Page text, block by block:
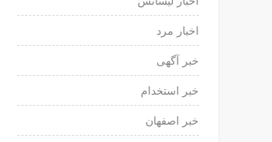
اخبار مرد
خبر آگهی
خبر استخدام
خبر اصفهان